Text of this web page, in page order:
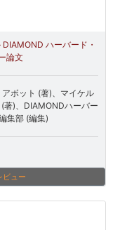
ハーバード・
論文
ボット (著)、マイケル
著)、DIAMONDハーバー
集部 (編集)
ビュー